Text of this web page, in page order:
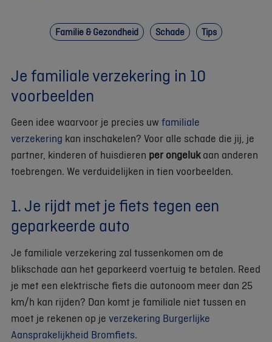
Familie & Gezondheid Schade Tips
Je familiale verzekering in 10
voorbeelden
Geen idee waarvoor je precies uw familiale
verzekering kan inschakelen? Voor alle schade die jij, je
partner, kinderen of huisdieren per ongelukaan anderen
toebrengen. We verduidelijken in tien voorbeelden.
1. Je rijdt met je fiets tegen een
geparkeerde auto
Je familiale verzekering zal tussenkomen om de
blikschade aan het geparkeerd voertuig te betalen. Reed
je met een elektrische fiets die autonoom meer dan 25
km/h kan rijden? Dan komt je familiale niet tussen en
moet je rekenen op je verzekering Burgerlijke
Aansprakelijkheid Bromfiets.